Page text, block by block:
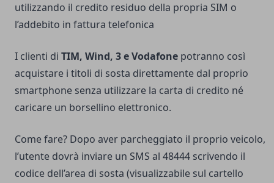
utilizzando il credito residuo della propria SIM o
l’addebito in fattura telefonica
I clienti di TIM, Wind, 3 e Vodafone potranno così
acquistare i titoli di sosta direttamente dal proprio
smartphone senza utilizzare la carta di credito né
caricare un borsellino elettronico.
Come fare? Dopo aver parcheggiato il proprio veicolo,
l’utente dovrà inviare un SMS al 48444 scrivendo il
codice dell’area di sosta (visualizzabile sul cartello